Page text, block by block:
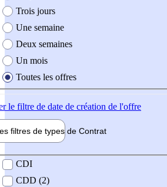
Trois jours
Une semaine
Deux semaines
Un mois
Toutes les offres
le filtre de date de création de l'offre
filtres de types de Contrat
contrat
CDI
CDD (2)